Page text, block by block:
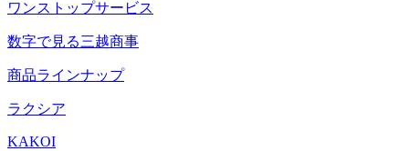
ワンストップサービス
数字で見る三越商事
商品ラインナップ
ラクシア
KAKOI